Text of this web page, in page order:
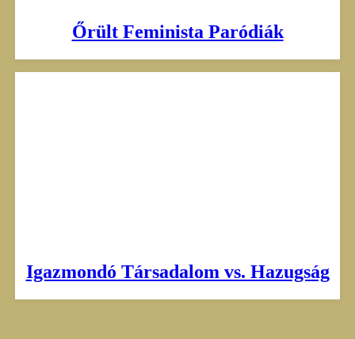
Őrült Feminista Paródiák
Igazmondó Társadalom vs. Hazugság